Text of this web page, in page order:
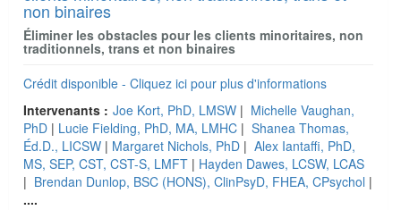
non binaires
Éliminer les obstacles pour les clients minoritaires, non
traditionnels, trans et non binaires
Crédit disponible - Cliquez ici pour plus d'informations
Intervenants : Joe Kort, PhD, LMSW | Michelle Vaughan,
PhD | Lucie Fielding, PhD, MA, LMHC | Shanea Thomas,
Éd.D., LICSW | Margaret Nichols, PhD | Alex Iantaffi, PhD,
MS, SEP, CST, CST-S, LMFT | Hayden Dawes, LCSW, LCAS
| Brendan Dunlop, BSC (HONS), ClinPsyD, FHEA, CPsychol |
....